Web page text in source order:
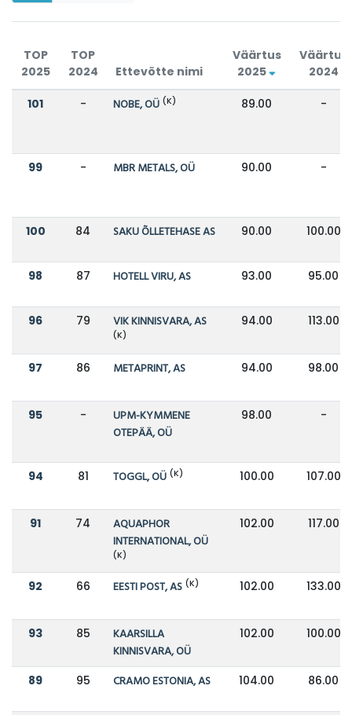
TOP
2025
TOP
2024
Ettevõtte nimi
Väärtus
2025
Väärtus
2024
101 - NOBE, OÜ (K) 89.00 -
99 - MBR METALS, OÜ 90.00 -
100 84 SAKU ÕLLETEHASE AS 90.00 100.00
98 87 HOTELL VIRU, AS 93.00 95.00
96 79 VIK KINNISVARA, AS
(K)
94.00 113.00
97 86 METAPRINT, AS 94.00 98.00
95 -
UPM-KYMMENE
OTEPÄÄ, OÜ
98.00 -
94 81 TOGGL, OÜ (K) 100.00 107.00
91 74
AQUAPHOR
INTERNATIONAL, OÜ
(K)
102.00 117.00
92 66 EESTI POST, AS (K) 102.00 133.00
93 85
KAARSILLA
KINNISVARA, OÜ
102.00 100.00
89 95 CRAMO ESTONIA, AS 104.00 86.00